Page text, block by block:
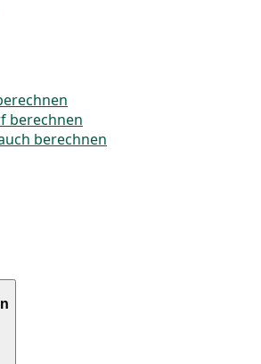
berechnen
berechnen